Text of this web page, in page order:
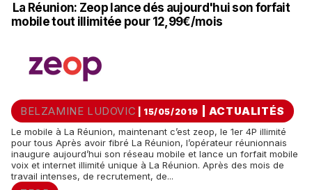
La Réunion: Zeop lance dés aujourd'hui son forfait
mobile tout illimitée pour 12,99€/mois
BELZAMINE LUDOVIC | 15/05/2019 ACTUALITÉS
Le mobile à La Réunion, maintenant c’est zeop, le 1er 4P illimité
pour tous Après avoir fibré La Réunion, l’opérateur réunionnais
inaugure aujourd’hui son réseau mobile et lance un forfait mobile
voix et internet illimité unique à La Réunion. Après des mois de
travail intenses, de recrutement, de...